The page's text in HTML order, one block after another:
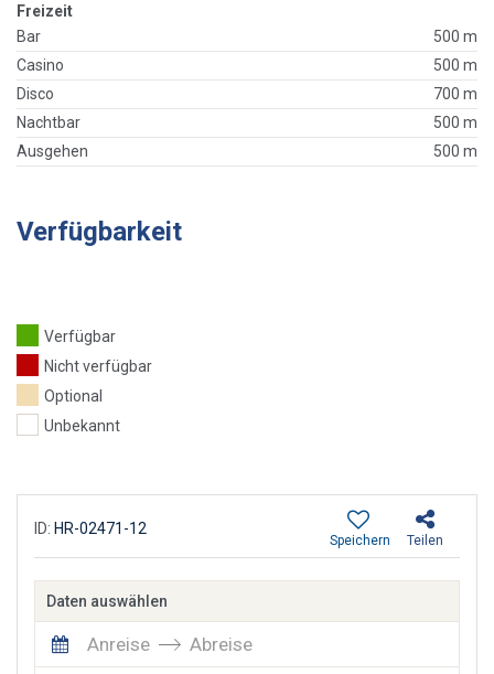
Freizeit
Bar
500 m
Casino
500 m
Disco
700 m
Nachtbar
500 m
Ausgehen
500 m
Verfügbarkeit
Verfügbar
Nicht verfügbar
Optional
Unbekannt
ID: HR-02471-12
Teilen
Speichern
Daten auswählen
Anreise
Abreise